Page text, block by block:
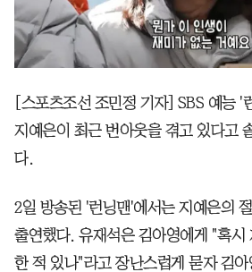
[스포츠조선 조민정 기자] SBS 예능 '
지예은이 최근 번아웃을 겪고 있다고
다.
2일 방송된 '런닝맨'에서는 지예은의
출연했다. 유재석은 김아영에게 "혹시
한 적 있나"라고 장난스럽게 묻자 김